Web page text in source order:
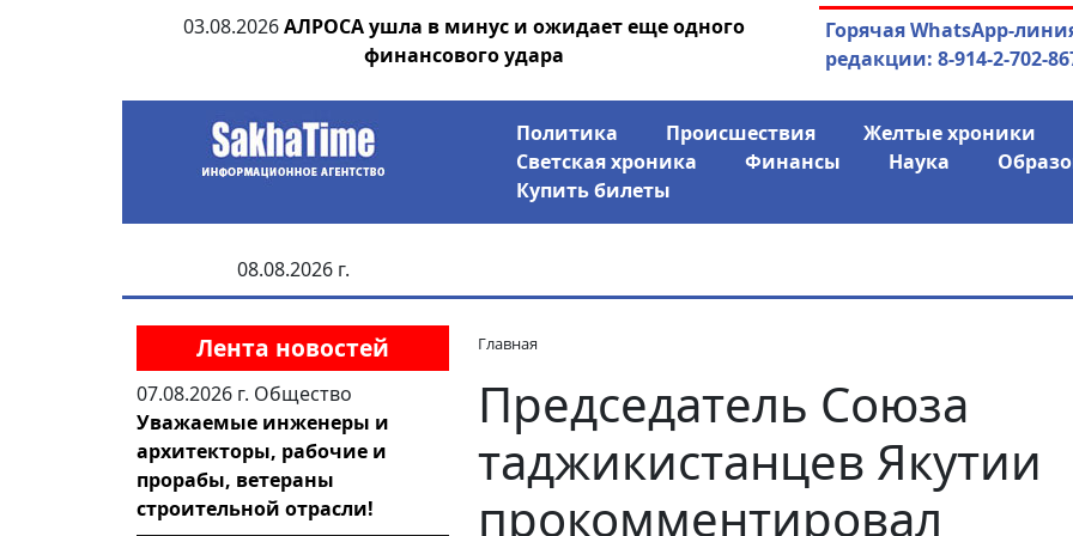
03.08.2026 АЛРОСА ушла в минус и ожидает еще одного
финансового удара
04.08.2026Маринычев у
Горячая WhatsApp-
редакции: 8-914-2-702-
Политика Происшествия Желтые хроники
Светская хроника
Финансы Наука
Купить билеты
08.08.2026 г.
Лента новостей
07.08.2026 г. Общество
Уважаемые инженеры и
архитекторы, рабочие и
прорабы, ветераны
строительной отрасли!
Главная
Председатель Союза
таджикистанцев Якутии
прокомментировал